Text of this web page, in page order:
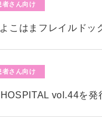
者さん向け
よこはまフレイルド
者さん向け
vol.44を発